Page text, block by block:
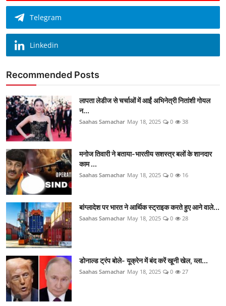
Telegram
Linkedin
Recommended Posts
लापता लेडीज से चर्चाओं में आईं अभिनेत्री नितांशी गोयल
न...
Saahas Samachar May 18, 2025 0 38
मनोज तिवारी ने बताया-भारतीय सशस्त्र बलों के शानदार
काम ...
Saahas Samachar May 18, 2025 0 16
बांग्लादेश पर भारत ने आर्थिक स्ट्राइक करते हुए आने वाले...
Saahas Samachar May 18, 2025 0 28
डोनाल्ड ट्रंप बोले- यूक्रेन में बंद करें खूनी खेल, व्ला...
Saahas Samachar May 18, 2025 0 27